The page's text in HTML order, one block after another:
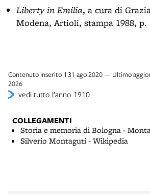
Liberty in Emilia, a cura di
Modena, Artioli, stampa 1988, p.
Contenuto inserito il 31 ago 2020 — Ultimo
2026
vedi tutto l’anno 1910
COLLEGAMENTI
Storia e memoria di Bologna -
Silverio Montaguti - Wikipedia